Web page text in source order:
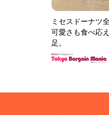
ミセスドーナツ
可愛さも食べ応
足。